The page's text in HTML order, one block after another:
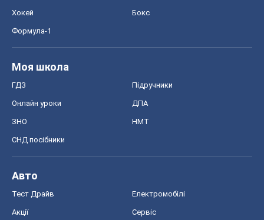
Хокей Бокс
Формула-1
Моя школа
ГДЗ Підручники
Онлайн уроки ДПА
ЗНО НМТ
СНД посібники
Авто
Тест Драйв Електромобілі
Акції Сервіс